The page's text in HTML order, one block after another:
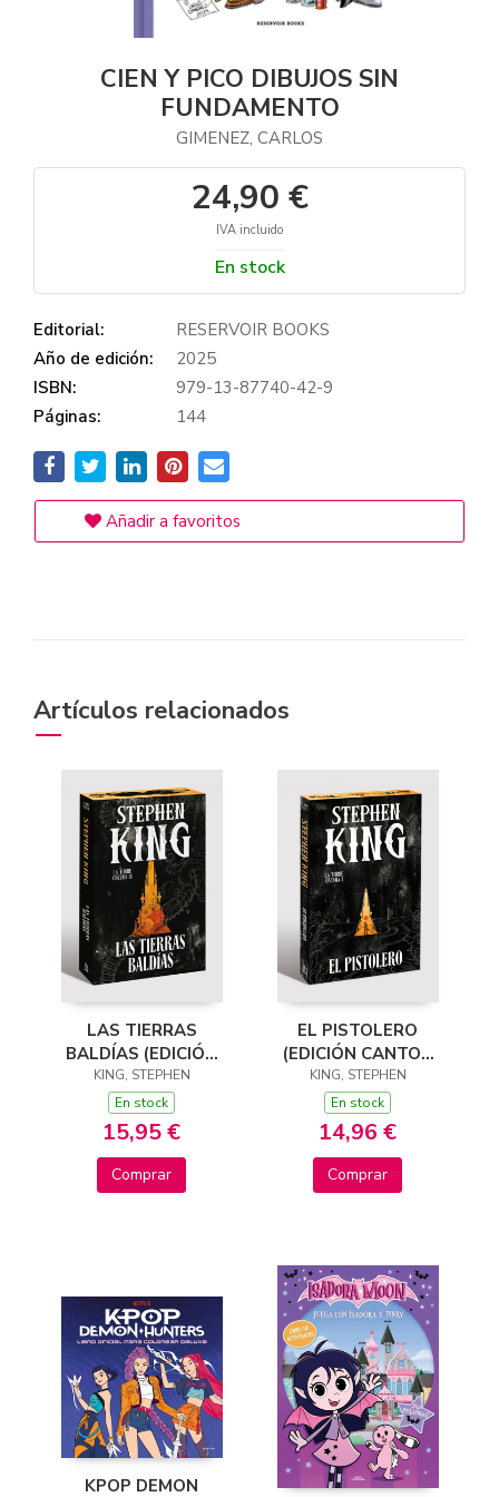
CIEN Y PICO DIBUJOS SIN
FUNDAMENTO
GIMENEZ, CARLOS
24,90 €
IVA incluido
En stock
Editorial:
RESERVOIR BOOKS
Año de edición:
2025
ISBN:
979-13-87740-42-9
Páginas:
144
Añadir a favoritos
Artículos relacionados
LAS TIERRAS
BALDÍAS (EDICIÓN
CANTOS TINTADOS)
(LA TORRE OSCURA
3)
KING, STEPHEN
En stock
15,95 €
Comprar
EL PISTOLERO
(EDICIÓN CANTOS
TINTADOS) (LA
TORRE OSCURA 1)
KING, STEPHEN
En stock
14,96 €
Comprar
KPOP DEMON